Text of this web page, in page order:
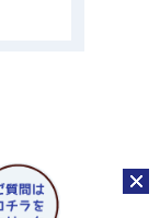
チャ